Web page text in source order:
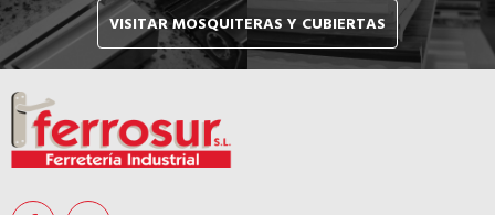
VISITAR MOSQUITERAS Y CUBIERTAS